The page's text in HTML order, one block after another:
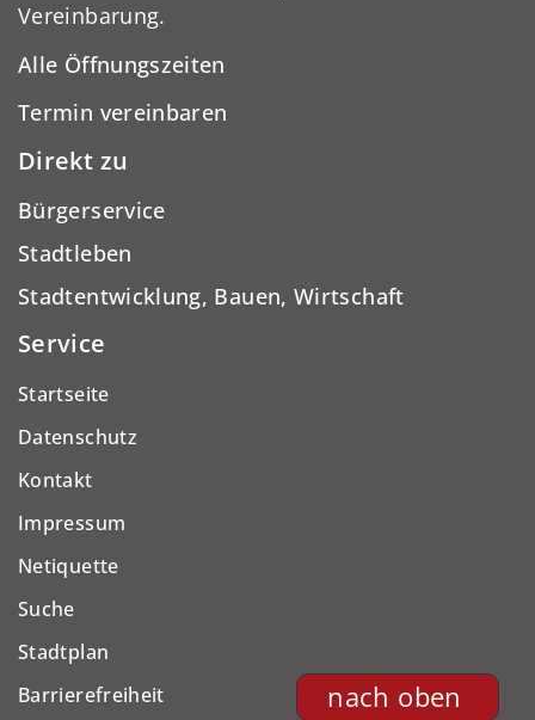
nach oben
Vereinbarung.
Alle Öffnungszeiten
Termin vereinbaren
Direkt zu
Bürgerservice
Stadtleben
Stadtentwicklung, Bauen, Wirtschaft
Service
Startseite
Datenschutz
Kontakt
Impressum
Netiquette
Suche
Stadtplan
Barrierefreiheit